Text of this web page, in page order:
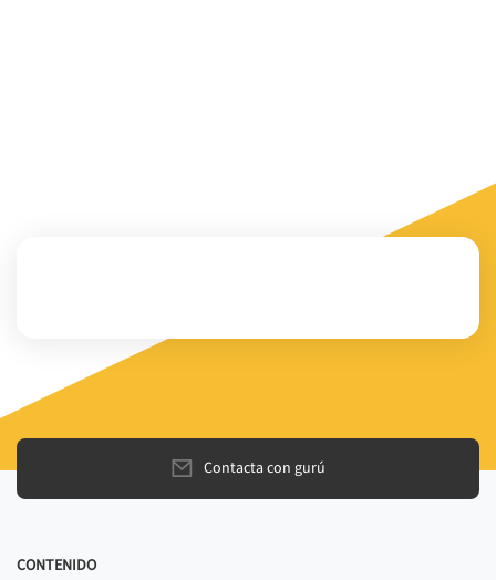
Contacta con gurú
CONTENIDO